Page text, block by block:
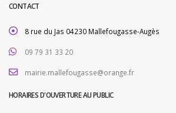
CONTACT
8 rue du Jas 04230 Mallefougasse-Augès
09 79 31 33 20
mairie.mallefougasse@orange.fr
HORAIRES D'OUVERTURE AU PUBLIC